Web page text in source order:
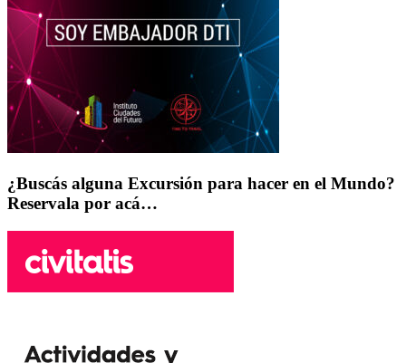
¿Buscás alguna Excursión para hacer en el Mundo?
Reservala por acá…